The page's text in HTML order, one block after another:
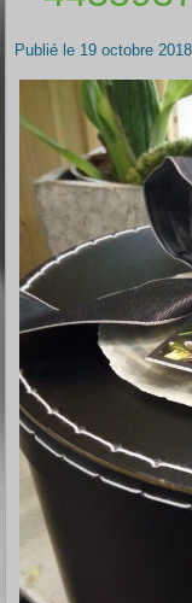
Publié le 19 octobre 2018